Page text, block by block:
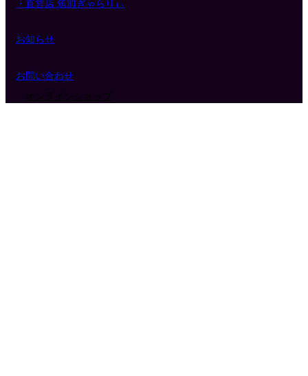
・直営店 筑前ぎゃらりぃ
お知らせ
お問い合わせ
オンラインショップ